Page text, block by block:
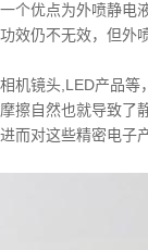
个优点为外喷静电
效仍不无效，但外
机镜头,LED产品等
擦自然也就导致了
而对这些精密电子